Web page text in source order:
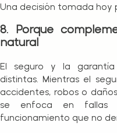
Una decisión tomada hoy
8. Porque
natural
El seguro y la garantía
distintas. Mientras el
accidentes, robos o
se enfoca en fallas
funcionamiento que no